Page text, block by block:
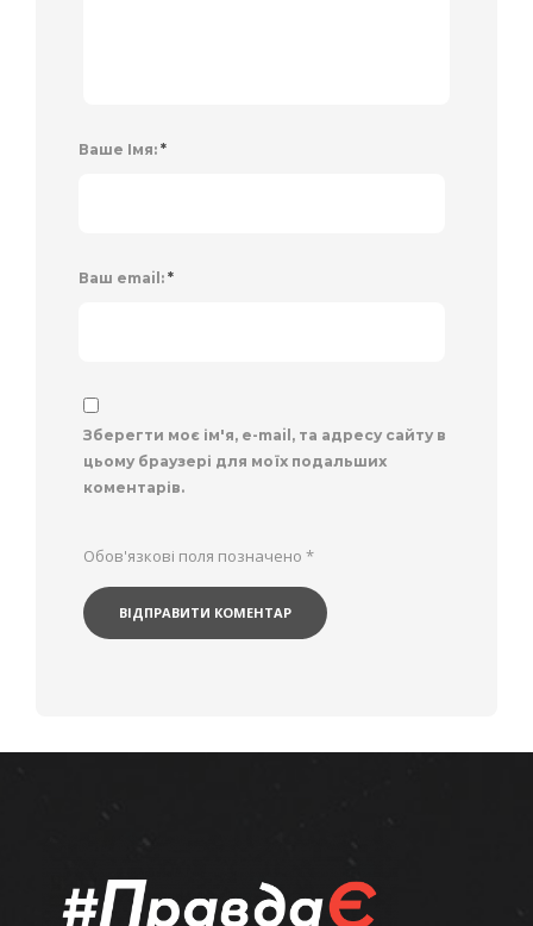
Ваше Імя: *
Ваш email: *
Зберегти моє ім'я, e-mail, та адресу сайту в
цьому браузері для моїх подальших
коментарів.
Обов'язкові поля позначено *